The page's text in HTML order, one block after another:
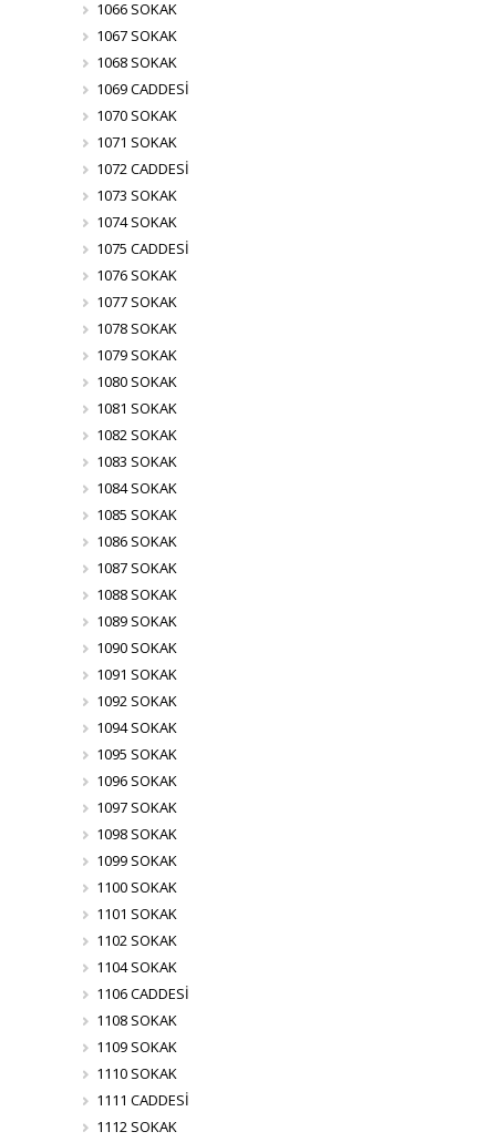
1066 SOKAK
1067 SOKAK
1068 SOKAK
1069 CADDESİ
1070 SOKAK
1071 SOKAK
1072 CADDESİ
1073 SOKAK
1074 SOKAK
1075 CADDESİ
1076 SOKAK
1077 SOKAK
1078 SOKAK
1079 SOKAK
1080 SOKAK
1081 SOKAK
1082 SOKAK
1083 SOKAK
1084 SOKAK
1085 SOKAK
1086 SOKAK
1087 SOKAK
1088 SOKAK
1089 SOKAK
1090 SOKAK
1091 SOKAK
1092 SOKAK
1094 SOKAK
1095 SOKAK
1096 SOKAK
1097 SOKAK
1098 SOKAK
1099 SOKAK
1100 SOKAK
1101 SOKAK
1102 SOKAK
1104 SOKAK
1106 CADDESİ
1108 SOKAK
1109 SOKAK
1110 SOKAK
1111 CADDESİ
1112 SOKAK